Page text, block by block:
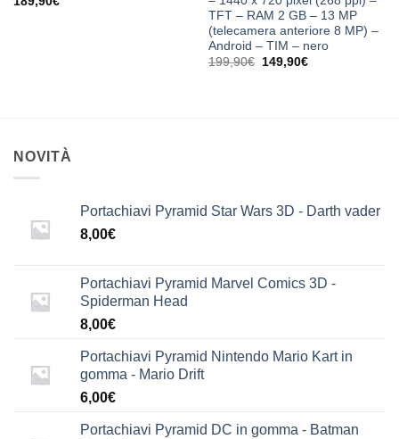
TFT – RAM 2 GB – 13 MP
(telecamera anteriore 8 MP) –
Android – TIM – nero
199,90€
Il
149,90€Il
NOVITÀ
Portachiavi Pyramid Star Wars 3D - Darth vader
8,00€
Portachiavi Pyramid Marvel Comics 3D -
Spiderman Head
8,00€
Portachiavi Pyramid Nintendo Mario Kart in
gomma - Mario Drift
6,00€
Portachiavi Pyramid DC in gomma - Batman